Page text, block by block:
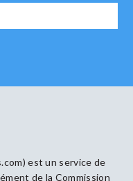
est un service de
de la Commission